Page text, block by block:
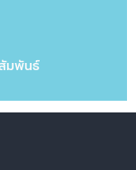
สัมพันธ์